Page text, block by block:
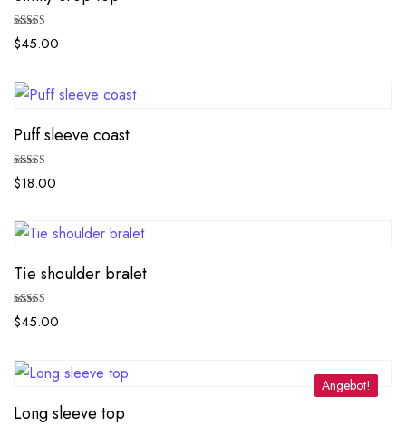
Bewertet mit
5.00
$45.00
Puff sleeve coast
Bewertet mit
5.00
$18.00
Tie shoulder bralet
Bewertet mit
5.00
$45.00
Angebot!
Long sleeve top